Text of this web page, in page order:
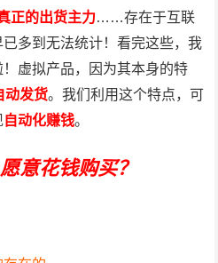
正的出货主力……存在于互联
多到无法统计！看完这些，我
虚拟产品，因为其本身的特
动发货。我们利用这个特点，可
自动化赚钱。
意花钱购买？